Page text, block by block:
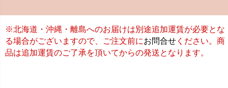
※北海道・沖縄・離島へのお届けは別途追加運賃が必要とな
る場合がございますので、ご注文前にお問合せ ください。商
品は追加運賃のご了承を頂いてからの発送となります。